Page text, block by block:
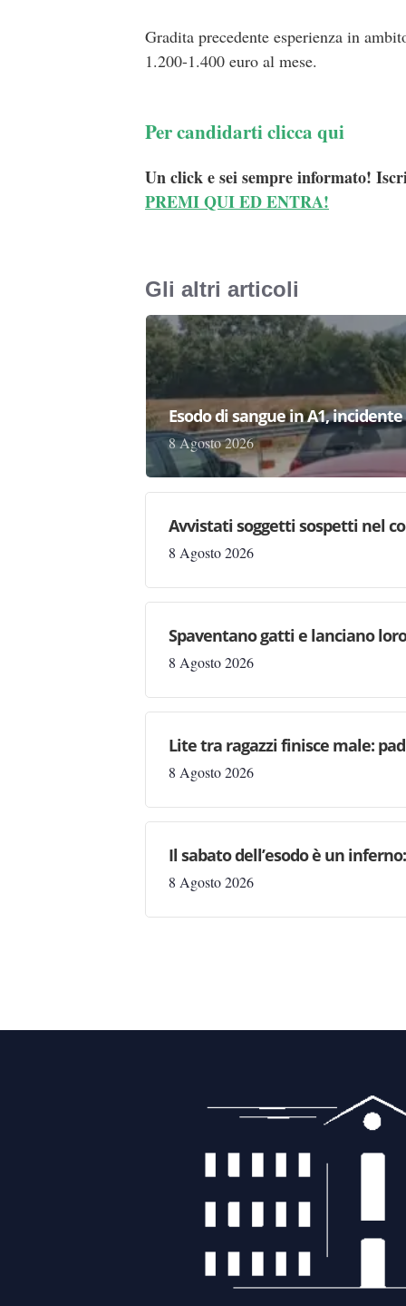
Gradita precedente esperienza in
1.200-1.400 euro al mese.
Per candidarti clicca qui
Un click e sei sempre informato!
PREMI QUI ED ENTRA!
Gli altri articoli
Esodo di sangue in A1,
8 Agosto 2026
Avvistati soggetti sospetti nel
8 Agosto 2026
Spaventano gatti e lanciano
8 Agosto 2026
Lite tra ragazzi finisce male:
8 Agosto 2026
Il sabato dell’esodo è un
8 Agosto 2026